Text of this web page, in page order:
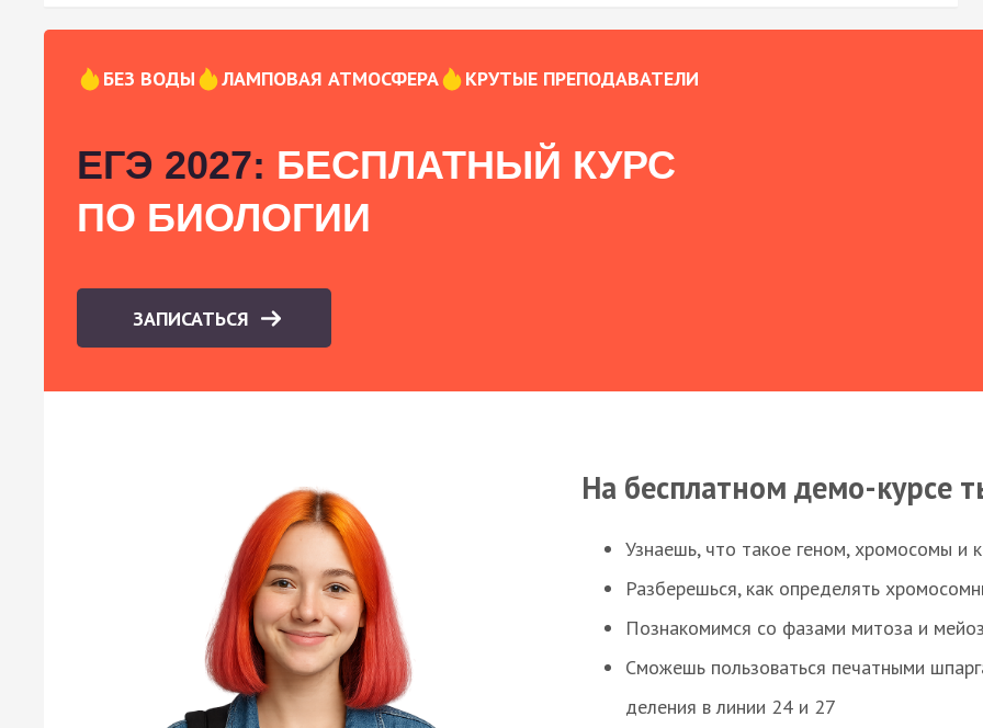
БЕЗ ВОДЫ ЛАМПОВАЯ АТМОСФЕРА КРУТЫЕ ПРЕПОДАВАТЕЛИ
ЕГЭ 2027: БЕСПЛАТНЫЙ КУРС
ПО БИОЛОГИИ
ЗАПИСАТЬСЯ
На бесплатном демо-курсе
Узнаешь, что такое геном, хромосомы и
Разберешься, как определять
Познакомимся со фазами митоза и
Сможешь пользоваться печатными
деления в линии 24 и 27